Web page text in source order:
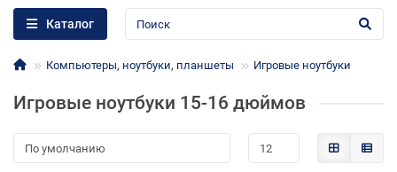
Каталог
Компьютеры, ноутбуки, планшеты Игровые ноутбуки
Игровые ноутбуки 15-16 дюймов